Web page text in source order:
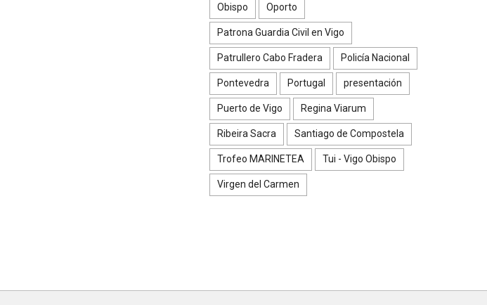
Obispo Oporto
Patrona Guardia Civil en Vigo
Patrullero Cabo Fradera Policía Nacional
Pontevedra Portugal presentación
Puerto de Vigo Regina Viarum
Ribeira Sacra Santiago de Compostela
Trofeo MARINETEA Tui - Vigo Obispo
Virgen del Carmen